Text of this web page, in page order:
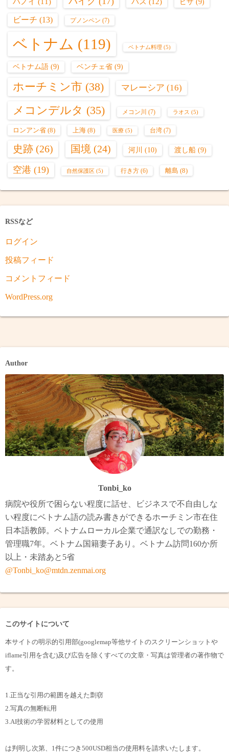
ハノイ (11) ビザ (9)
ビーチ (13) プノンペン (7)
ベトナム (119) ベトナム料理 (5)
ベトナム語 (9) ベンチェ省 (9)
ホーチミン市 (38) マレーシア (16)
メコンデルタ (35) メコン川 (7) ラオス (5)
ロンアン省 (8) 上海 (8) 医療 (5) 台湾 (7)
史跡 (26) 国境 (24) 河川 (10) 渡し船 (9)
空港 (19) 自然保護区 (5) 行き方 (6) 離島 (8)
RSSなど
ログイン
投稿フィード
コメントフィード
WordPress.org
Author
Tonbi_ko
病院や役所で困らない程度に話せ、ビジネスで不自由しな
い程度にベトナム語の読み書きができるホーチミン市在住
日本語教師。ベトナムローカル企業で通訳なしでの勤務・
管理職7年。ベトナム国籍妻子あり。ベトナム訪問160か所
以上・未踏あと5省
@Tonbi_ko@mtdn.zenmai.org
このサイトについて
本サイトの明示的引用部(googlemap等他サイトのスクリーンショットや
iflame引用を含む)及び広告を除くすべての文章・写真は管理者の著作物で
す。
1.正当な引用の範囲を越えた剽窃
2.写真の無断転用
3.AI技術の学習材料としての使用
は判明し次第、1件につき500USD相当の使用料を請求いたします。